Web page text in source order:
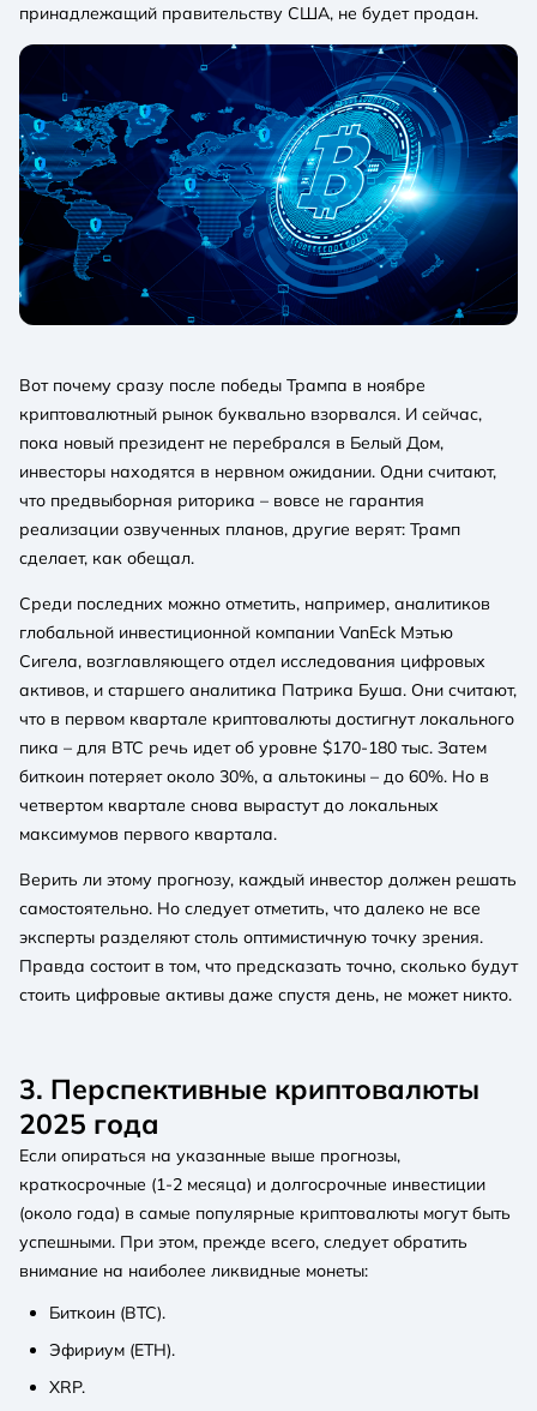
принадлежащий правительству США, не будет продан.
Вот почему сразу после победы Трампа в ноябре
криптовалютный рынок буквально взорвался. И сейчас,
пока новый президент не перебрался в Белый Дом,
инвесторы находятся в нервном ожидании. Одни считают,
что предвыборная риторика – вовсе не гарантия
реализации озвученных планов, другие верят: Трамп
сделает, как обещал.
Среди последних можно отметить, например, аналитиков
глобальной инвестиционной компании VanEck Мэтью
Сигела, возглавляющего отдел исследования цифровых
активов, и старшего аналитика Патрика Буша. Они считают,
что в первом квартале криптовалюты достигнут локального
пика – для BTC речь идет об уровне $170-180 тыс. Затем
биткоин потеряет около 30%, а альтокины – до 60%. Но в
четвертом квартале снова вырастут до локальных
максимумов первого квартала.
Верить ли этому прогнозу, каждый инвестор должен решать
самостоятельно. Но следует отметить, что далеко не все
эксперты разделяют столь оптимистичную точку зрения.
Правда состоит в том, что предсказать точно, сколько будут
стоить цифровые активы даже спустя день, не может никто.
3. Перспективные криптовалюты
2025 года
Если опираться на указанные выше прогнозы,
краткосрочные (1-2 месяца) и долгосрочные инвестиции
(около года) в самые популярные криптовалюты могут быть
успешными. При этом, прежде всего, следует обратить
внимание на наиболее ликвидные монеты:
Биткоин (BTC).
Эфириум (ETH).
XRP.